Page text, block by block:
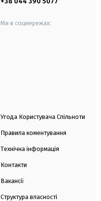
Ми в соцмережах:
Угода Користувача Спільноти
Правила коментування
Технічна інформація
Контакти
Вакансії
Структура власності